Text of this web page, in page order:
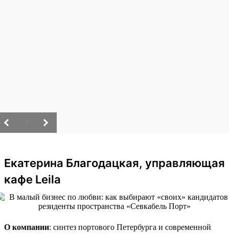
Екатерина Благодацкая, управляющая
кафе Leila
О компании: синтез портового Петербурга и современной